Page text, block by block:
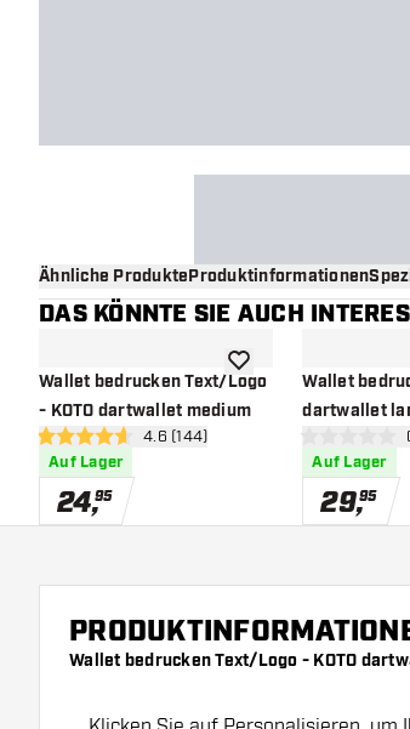
Ähnliche ProdukteProduktinformationen
DAS KÖNNTE SIE AUCH
Wallet bedrucken Text/Logo
- KOTO dartwallet medium
Bewertungsbereich öffnen
4.6 Bewertungssterne
4.6 (144)
Auf Lager
24,95
Zur Wunschliste
Wallet
dartwallet
0
Auf Lager
29,95
Wallet bedrucken Text/Logo - KOTO